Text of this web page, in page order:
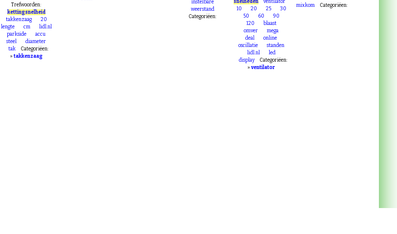
Trefwoorden:
kettingsnelheid
takkenzaag
20
lengte
cm
lidl.nl
parkside
accu
steel
diameter
tak
Categoriëen:
»takkenzaag
instelbare
weerstand
Categoriëen:
snelheden
ventilator
10
20 25
30
50
60
90
120
blaast
omver
mega
deal
online
oscillatie
standen
lidl.nl
led
display
Categoriëen:
»ventilator
mixkom
Categoriëen: